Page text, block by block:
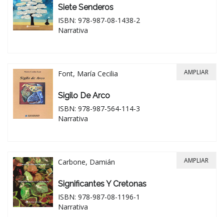
Siete Senderos
ISBN: 978-987-08-1438-2
Narrativa
Font, María Cecilia
Sigilo De Arco
ISBN: 978-987-564-114-3
Narrativa
AMPLIAR
Carbone, Damián
Significantes Y Cretonas
ISBN: 978-987-08-1196-1
Narrativa
AMPLIAR